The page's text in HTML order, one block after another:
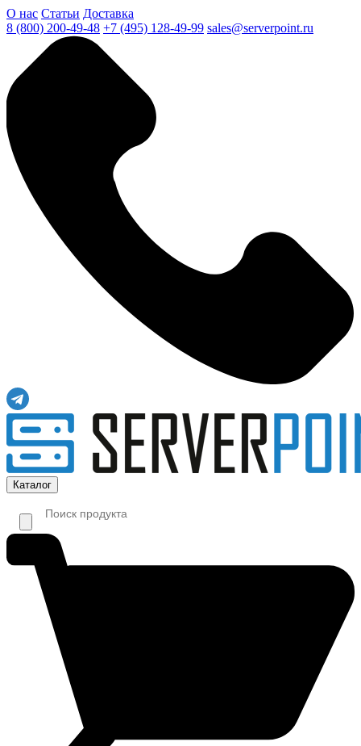
О нас Статьи Доставка
8 (800) 200-49-48 +7 (495) 128-49-99 sales@serverpoint.ru
Каталог